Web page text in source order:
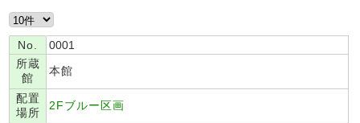
No.
0001
所蔵
館
本館
配置
場所
2Fブルー区画